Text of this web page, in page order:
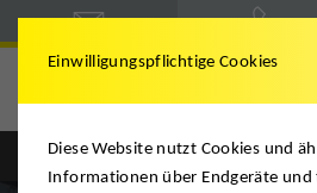
Einwilligungspflichtige Cookies
Diese Website nutzt Cookies und
Informationen über Endgeräte und